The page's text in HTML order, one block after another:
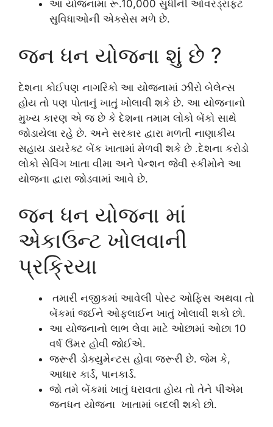
આ યોજનામાં રૂ.10,000 સુધીની ઓવરડ્રાફ્ટ
સુવિધાઓની એક્સેસ મળે છે.
જન ધન યોજના શું છે ?
દેશના કોઈપણ નાગરિકો આ યોજનામાં ઝીરો બેલેન્સ
હોય તો પણ પોતાનું ખાતું ખોલાવી શકે છે. આ યોજનાનો
મુખ્ય કારણ એ જ છે કે દેશના તમામ લોકો બેંકો સાથે
જોડાયેલા રહે છે. અને સરકાર દ્વારા મળતી નાણાકીય
સહાય ડાયરેક્ટ બેંક ખાતામાં મેળવી શકે છે .દેશના કરોડો
લોકો સેવિંગ ખાતા વીમા અને પેન્શન જેવી સ્કીમોને આ
યોજના દ્વારા જોડવામાં આવે છે.
જન ધન યોજના માં
એકાઉન્ટ ખોલવાની
પ્રક્રિયા
તમારી નજીકમાં આવેલી પોસ્ટ ઓફિસ અથવા તો
બેંકમાં જઈને ઓફલાઈન ખાતું ખોલાવી શકો છો.
આ યોજનાનો લાભ લેવા માટે ઓછામાં ઓછા 10
વર્ષ ઉંમર હોવી જોઈએ.
જરૂરી ડોક્યુમેન્ટસ હોવા જરૂરી છે. જેમ કે,
આધાર કાર્ડ, પાનકાર્ડ.
જો તમે બેંકમાં ખાતું ધરાવતા હોય તો તેને પીએમ
જનધન યોજના ખાતામાં બદલી શકો છો.